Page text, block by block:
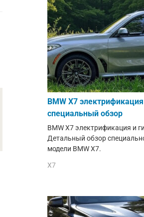
BMW X7
специальный обзор
BMW X7 электрификация и
Детальный обзор
модели BMW X7.
X7